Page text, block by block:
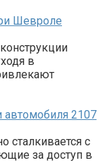
Шевроле
в
автомобиля 2107
сталкивается с
за доступ в